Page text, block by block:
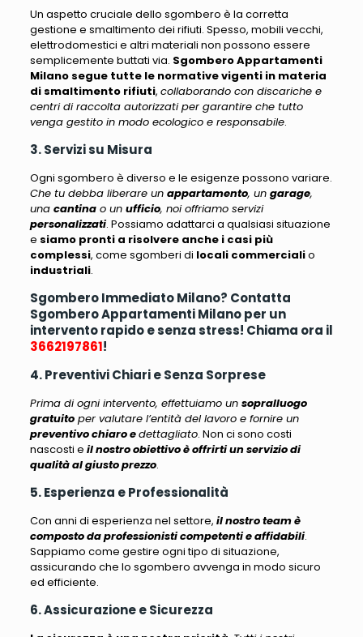
Un aspetto cruciale dello sgombero è la corretta
gestione e smaltimento dei rifiuti. Spesso, mobili vecchi,
elettrodomestici e altri materiali non possono essere
semplicemente buttati via. Sgombero Appartamenti
Milano segue tutte le normative vigenti in materia
di smaltimento rifiuti, collaborando con discariche e
centri di raccolta autorizzati per garantire che tutto
venga gestito in modo ecologico e responsabile.
3. Servizi su Misura
Ogni sgombero è diverso e le esigenze possono variare.
Che tu debba liberare un appartamento, un garage,
una cantinao un ufficio, noi offriamo servizi
personalizzati. Possiamo adattarci a qualsiasi situazione
e siamo pronti a risolvere anche i casi più
complessi, come sgomberi di locali commercialio
industriali.
Sgombero Immediato Milano? Contatta
Sgombero Appartamenti Milano per un
intervento rapido e senza stress! Chiama ora il
3662197861!
4. Preventivi Chiari e Senza Sorprese
Prima di ogni intervento, effettuiamo un sopralluogo
gratuitoper valutare l’entità del lavoro e fornire un
preventivo chiaro edettagliato. Non ci sono costi
nascosti e il nostro obiettivo è offrirti un servizio di
qualità al giusto prezzo.
5. Esperienza e Professionalità
Con anni di esperienza nel settore, il nostro team è
composto da professionisti competenti e affidabili.
Sappiamo come gestire ogni tipo di situazione,
assicurando che lo sgombero avvenga in modo sicuro
ed efficiente.
6. Assicurazione e Sicurezza